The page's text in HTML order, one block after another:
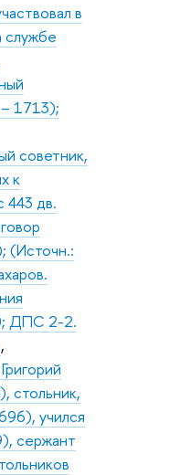
в
службе
1713);
советник,
к
443 дв.
(Источн.:
ДПС 2-2.
,
стольник,
учился
сержант